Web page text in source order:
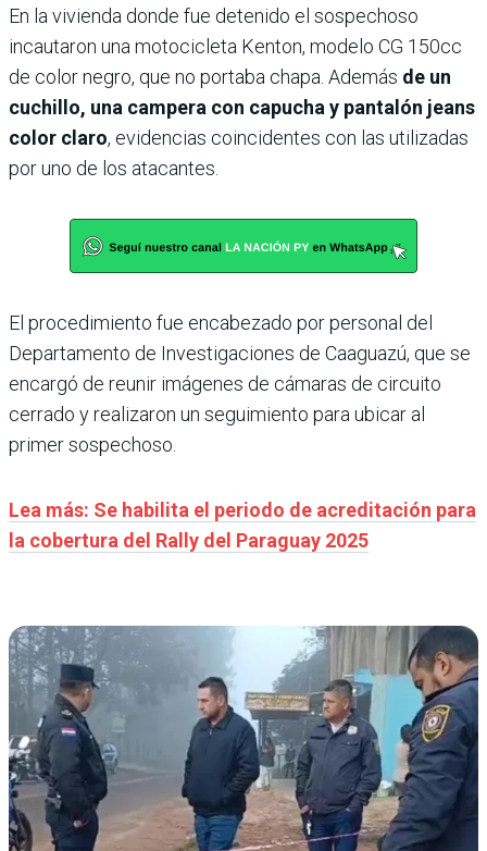
En la vivienda donde fue detenido el sospechoso
incautaron una motocicleta Kenton, modelo CG 150cc
de color negro, que no portaba chapa. Además de un
cuchillo, una campera con capucha y pantalón jeans
color claro, evidencias coincidentes con las utilizadas
por uno de los atacantes.
El procedimiento fue encabezado por personal del
Departamento de Investigaciones de Caaguazú, que se
encargó de reunir imágenes de cámaras de circuito
cerrado y realizaron un seguimiento para ubicar al
primer sospechoso.
Lea más: Se habilita el periodo de acreditación para
la cobertura del Rally del Paraguay 2025